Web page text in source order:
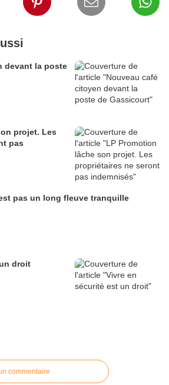
devant la poste
projet. Les
pas
pas un long fleuve tranquille
droit
commentaire